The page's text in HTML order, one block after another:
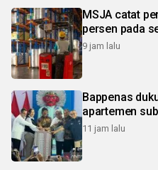
MSJA catat
persen pada
9 jam lalu
Bappenas
apartemen
11 jam lalu